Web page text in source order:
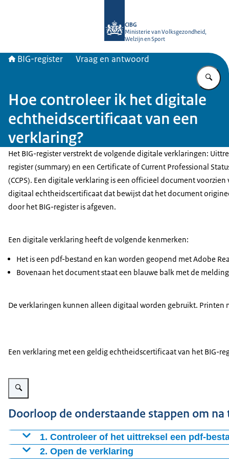
CIBG
Ministerie van Volksgezondheid,
Welzijn en Sport
BIG-register Vraag en antwoord
Hoe controleer ik het digitale
echtheidscertificaat van een
verklaring?
Het BIG-register verstrekt de volgende digitale verklaringen:
register (summary) en een Certificate of Current Professional
(CCPS). Een digitale verklaring is een officieel document voorzien
digitaal echtheidscertificaat dat bewijst dat het document
door het BIG-register is afgeven.
Een digitale verklaring heeft de volgende kenmerken:
Het is een pdf-bestand en kan worden geopend met Adobe
Bovenaan het document staat een blauwe balk met de melding
De verklaringen kunnen alleen digitaal worden gebruikt. Printen
Een verklaring met een geldig echtheidscertificaat van het BIG-
Vergroot afbeelding Voorbeeld blauwe balk boven aan verklaring van
Doorloop de onderstaande stappen om
1. Controleer of het uittreksel een pdf-
Eindigt de naam van het document op .pdf?
2. Open de verklaring